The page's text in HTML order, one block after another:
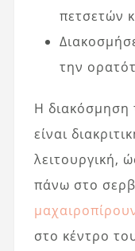
πετσετών
την
Η διακόσμηση
είναι
λειτουργική,
πάνω στο
στο κέντρο